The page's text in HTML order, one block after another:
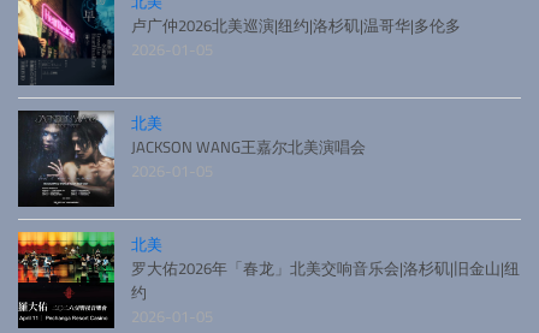
卢广仲2026北美巡演|纽约|洛杉矶|温哥华|多伦多
2026-01-05
北美
JACKSON WANG王嘉尔北美演唱会
2026-01-05
北美
罗大佑2026年「春龙」北美交响音乐会|洛杉矶|旧金山|纽
约
2026-01-05